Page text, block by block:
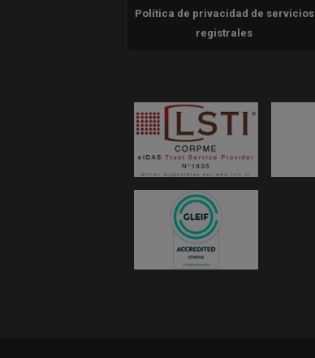
Política de privacidad de servicios
registrales